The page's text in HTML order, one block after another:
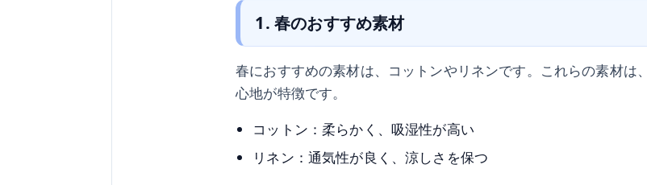
1. 春のおすすめ素材
春におすすめの素材は、コットンやリネンです。これらの素材は
心地が特徴です。
コットン：柔らかく、吸湿性が高い
リネン：通気性が良く、涼しさを保つ